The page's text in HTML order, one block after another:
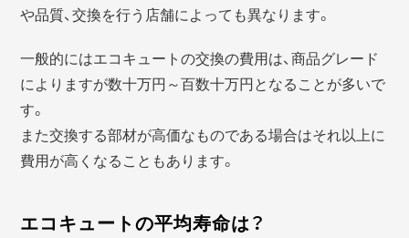
や品質、交換を行う店舗によっても異なります。
一般的にはエコキュートの交換の費用は、商品グレード
によりますが数十万円～百数十万円となることが多いで
す。
また交換する部材が高価なものである場合はそれ以上に
費用が高くなることもあります。
エコキュートの平均寿命は？